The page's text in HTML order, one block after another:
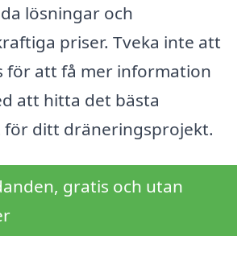
lösningar och
priser. Tveka inte att
för att få mer information
att hitta det bästa
ditt dräneringsprojekt.
gratis och utan